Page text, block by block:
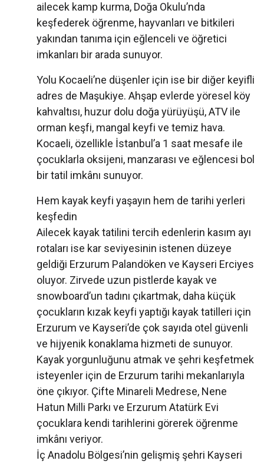
ailecek kamp kurma, Doğa Okulu’nda
keşfederek öğrenme, hayvanları ve bitkileri
yakından tanıma için eğlenceli ve öğretici
imkanları bir arada sunuyor.
Yolu Kocaeli’ne düşenler için ise bir diğer keyifli
adres de Maşukiye. Ahşap evlerde yöresel köy
kahvaltısı, huzur dolu doğa yürüyüşü, ATV ile
orman keşfi, mangal keyfi ve temiz hava.
Kocaeli, özellikle İstanbul’a 1 saat mesafe ile
çocuklarla oksijeni, manzarası ve eğlencesi bol
bir tatil imkânı sunuyor.
Hem kayak keyfi yaşayın hem de tarihi yerleri
keşfedin
Ailecek kayak tatilini tercih edenlerin kasım ayı
rotaları ise kar seviyesinin istenen düzeye
geldiği Erzurum Palandöken ve Kayseri Erciyes
oluyor. Zirvede uzun pistlerde kayak ve
snowboard’un tadını çıkartmak, daha küçük
çocukların kızak keyfi yaptığı kayak tatilleri için
Erzurum ve Kayseri’de çok sayıda otel güvenli
ve hijyenik konaklama hizmeti de sunuyor.
Kayak yorgunluğunu atmak ve şehri keşfetmek
isteyenler için de Erzurum tarihi mekanlarıyla
öne çıkıyor. Çifte Minareli Medrese, Nene
Hatun Milli Parkı ve Erzurum Atatürk Evi
çocuklara kendi tarihlerini görerek öğrenme
imkânı veriyor.
İç Anadolu Bölgesi’nin gelişmiş şehri Kayseri